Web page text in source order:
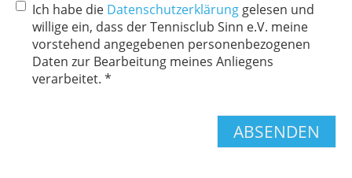
Ich habe die Datenschutzerklärung gelesen und
willige ein, dass der Tennisclub Sinn e.V. meine
vorstehend angegebenen personenbezogenen
Daten zur Bearbeitung meines Anliegens
verarbeitet. *